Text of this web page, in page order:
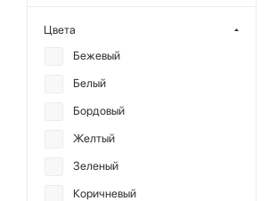
Цвета
Бежевый
Белый
Бордовый
Желтый
Зеленый
Коричневый